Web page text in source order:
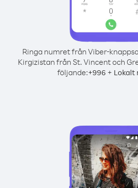
Ringa numret från Viber-
Kirgizistan från St. Vincent och
följande:+996 + Lokalt